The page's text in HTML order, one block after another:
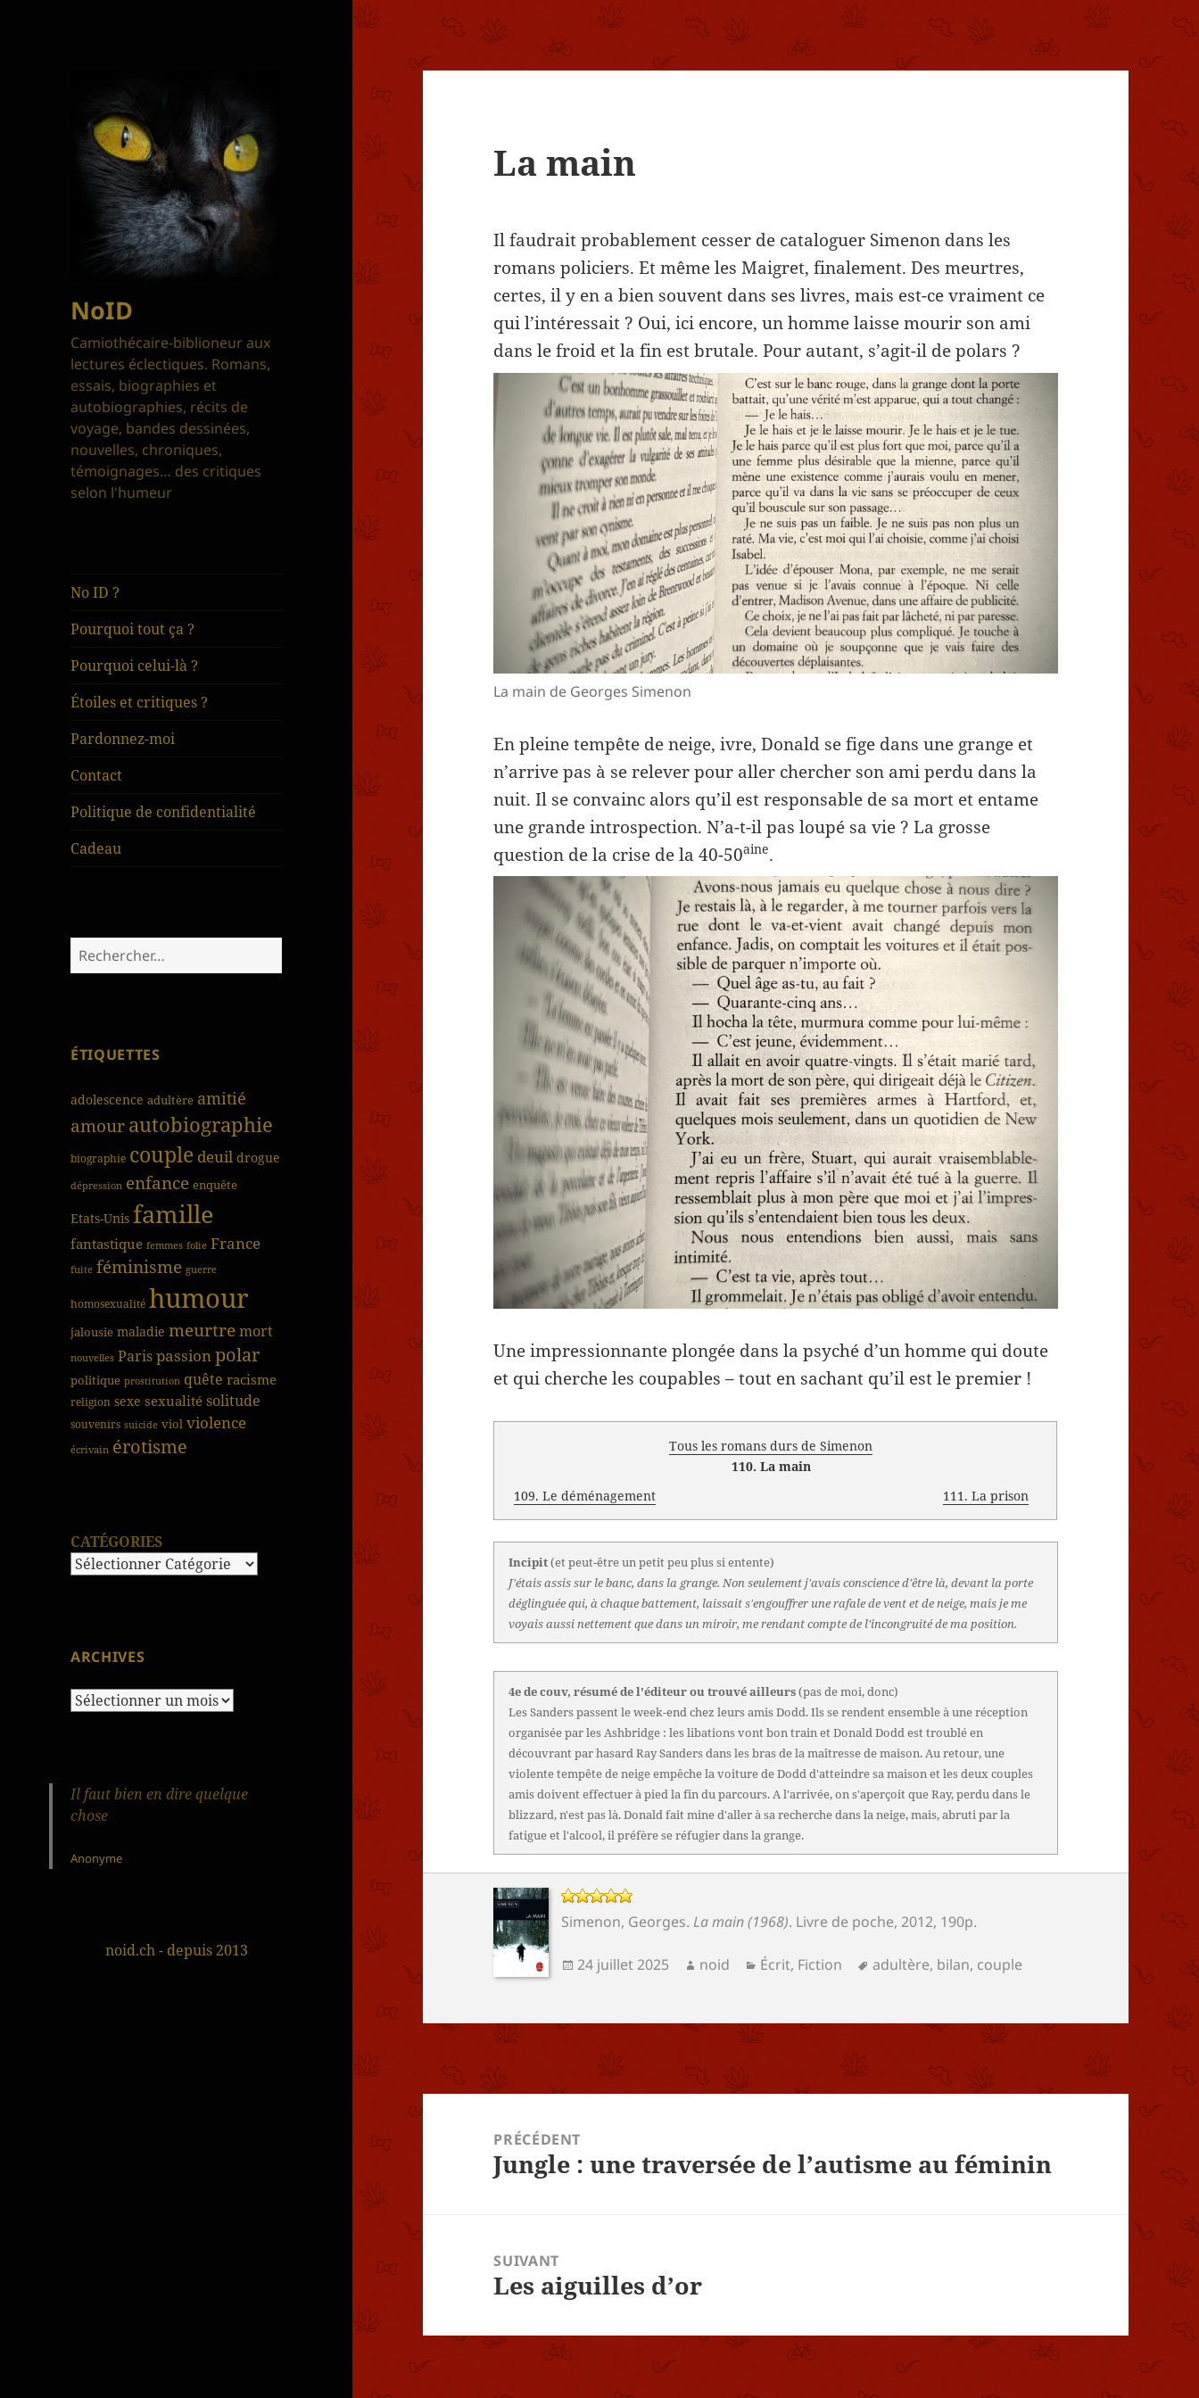
NoID
Camiothécaire-biblioneur aux
lectures éclectiques. Romans,
essais, biographies et
autobiographies, récits de
voyage, bandes dessinées,
nouvelles, chroniques,
témoignages… des critiques
selon l'humeur
No ID ?
Pourquoi tout ça ?
Pourquoi celui-là ?
Étoiles et critiques ?
Pardonnez-moi
Contact
Politique de confidentialité
Cadeau
Rechercher :
ÉTIQUETTES
adolescence adultère amitié
amourautobiographie
biographie couple deuil drogue
dépression enfance enquête
Etats-Unis famille
fantastique femmes folie France
fuite féminisme guerre
homosexualité humour
jalousie maladie meurtremort
nouvelles Parispassionpolar
politique prostitution quête racisme
religion sexe sexualité solitude
souvenirs suicide viol violence
écrivain érotisme
CATÉGORIES
ARCHIVES
Archives
Il faut bien en dire quelque
chose
Anonyme
noid.ch - depuis 2013
La main
Il faudrait probablement cesser de cataloguer Simenon dans les
romans policiers. Et même les Maigret, finalement. Des meurtres,
certes, il y en a bien souvent dans ses livres, mais est-ce vraiment ce
qui l’intéressait ? Oui, ici encore, un homme laisse mourir son ami
dans le froid et la fin est brutale. Pour autant, s’agit-il de polars ?
La main de Georges Simenon
En pleine tempête de neige, ivre, Donald se fige dans une grange et
n’arrive pas à se relever pour aller chercher son ami perdu dans la
nuit. Il se convainc alors qu’il est responsable de sa mort et entame
une grande introspection. N’a-t-il pas loupé sa vie ? La grosse
question de la crise de la 40-50aine.
Une impressionnante plongée dans la psyché d’un homme qui doute
et qui cherche les coupables – tout en sachant qu’il est le premier !
Tous les romans durs de Simenon
110. La main
109. Le déménagement
111. La prison
Incipit(et peut-être un petit peu plus si entente)
J'étais assis sur le banc, dans la grange. Non seulement j'avais conscience d'être là, devant la porte
déglinguée qui, à chaque battement, laissait s'engouffrer une rafale de vent et de neige, mais je me
voyais aussi nettement que dans un miroir, me rendant compte de l'incongruité de ma position.
4e de couv, résumé de l'éditeur ou trouvé ailleurs(pas de moi, donc)
Les Sanders passent le week-end chez leurs amis Dodd. Ils se rendent ensemble à une réception
organisée par les Ashbridge : les libations vont bon train et Donald Dodd est troublé en
découvrant par hasard Ray Sanders dans les bras de la maîtresse de maison. Au retour, une
violente tempête de neige empêche la voiture de Dodd d'atteindre sa maison et les deux couples
amis doivent effectuer à pied la fin du parcours. A l'arrivée, on s'aperçoit que Ray, perdu dans le
blizzard, n'est pas là. Donald fait mine d'aller à sa recherche dans la neige, mais, abruti par la
fatigue et l'alcool, il préfère se réfugier dans la grange.
Simenon, Georges.La main (1968). Livre de poche, 2012, 190p.
Publié
24 juillet 2025 Auteur
noid Catégories
Écrit, Fiction
Mots-
adultère, bilan, couple
Navigation
PRÉCÉDENT
Article
Jungle : une traversée de l’autisme au féminin
SUIVANT
Article
Les aiguilles d’or